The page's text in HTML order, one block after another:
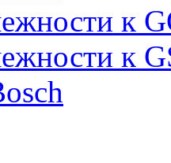
к
к